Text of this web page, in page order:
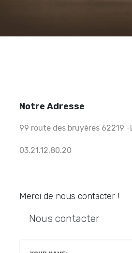
Notre Adresse
99 route des bruyères 62219
03.21.12.80.20
Merci de nous contacter !
Nous contacter